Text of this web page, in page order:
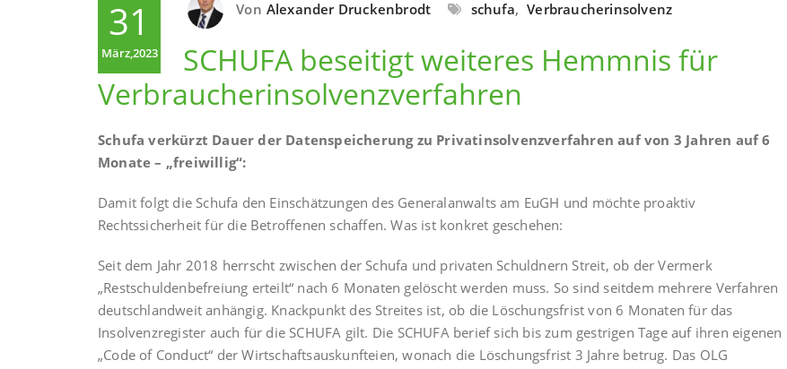
31
März,2023
Von Alexander Druckenbrodt schufa, Verbraucherinsolvenz
SCHUFA beseitigt weiteres Hemmnis für
Verbraucherinsolvenzverfahren
Schufa verkürzt Dauer der Datenspeicherung zu Privatinsolvenzverfahren auf von 3 Jahren auf 6
Monate – „freiwillig“:
Damit folgt die Schufa den Einschätzungen des Generalanwalts am EuGH und möchte proaktiv
Rechtssicherheit für die Betroffenen schaffen. Was ist konkret geschehen:
Seit dem Jahr 2018 herrscht zwischen der Schufa und privaten Schuldnern Streit, ob der Vermerk
„Restschuldenbefreiung erteilt“ nach 6 Monaten gelöscht werden muss. So sind seitdem mehrere Verfahren
deutschlandweit anhängig. Knackpunkt des Streites ist, ob die Löschungsfrist von 6 Monaten für das
Insolvenzregister auch für die SCHUFA gilt. Die SCHUFA berief sich bis zum gestrigen Tage auf ihren eigenen
„Code of Conduct“ der Wirtschaftsauskunfteien, wonach die Löschungsfrist 3 Jahre betrug. Das OLG